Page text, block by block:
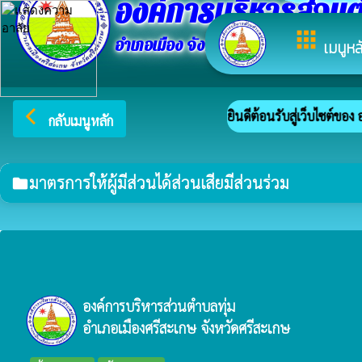
appsเมนูห
องค์การบริหารส่วน
อำเภอเมือง จังหวัดศรีสะเกษ
arrow_back_ios กลับเมนูหลัก ยินดีต้อนรับสู่เว็บไซต์ของ
folderมาตรการให้ผู้มีส่วนได้ส่วนเสียมีส่วนร่วม
องค์การบริหารส่วนตำบลทุ่ม
อำเภอเมืองศรีสะเกษ จังหวัดศรีสะเกษ